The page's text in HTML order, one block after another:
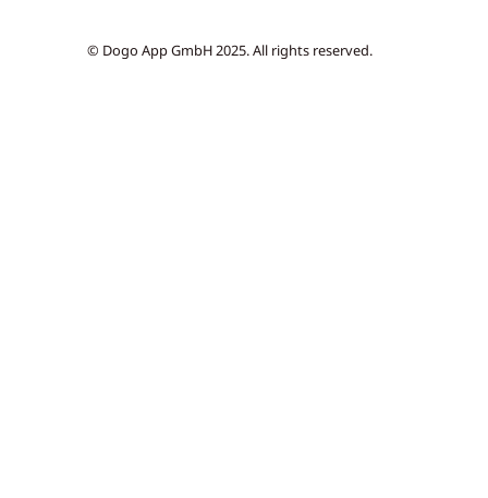
© Dogo App GmbH 2025. All rights reserved.